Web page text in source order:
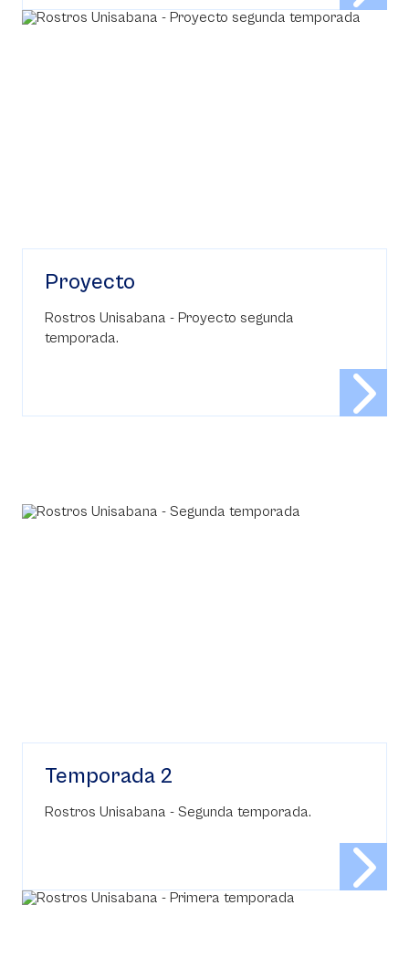
Proyecto
Rostros Unisabana - Proyecto segunda
temporada.
Temporada 2
Rostros Unisabana - Segunda temporada.